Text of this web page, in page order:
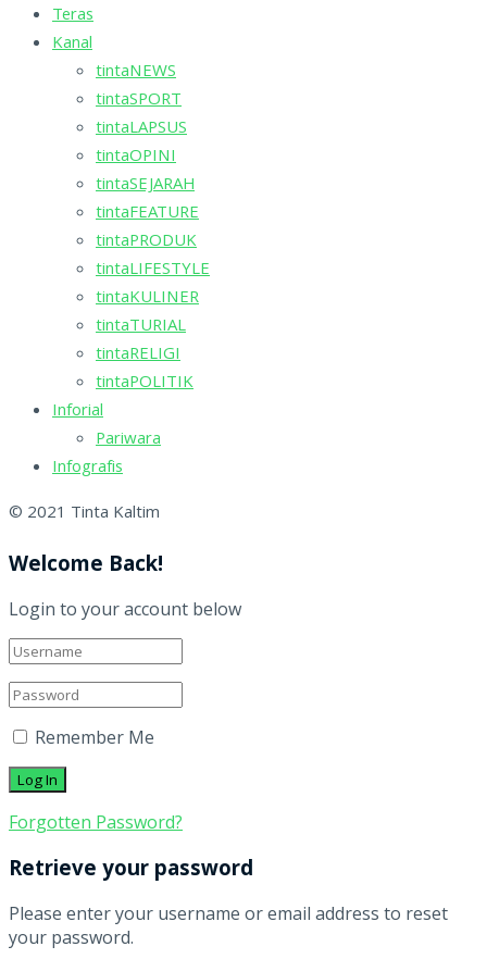
Teras
Kanal
tintaNEWS
tintaSPORT
tintaLAPSUS
tintaOPINI
tintaSEJARAH
tintaFEATURE
tintaPRODUK
tintaLIFESTYLE
tintaKULINER
tintaTURIAL
tintaRELIGI
tintaPOLITIK
Inforial
Pariwara
Infografis
© 2021 Tinta Kaltim
Welcome Back!
Login to your account below
Remember Me
Forgotten Password?
Retrieve your password
Please enter your username or email address to reset
your password.